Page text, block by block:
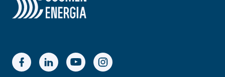
Järvi-Suomen Energian Facebook
Järvi-Suomen Energian LinkedIn
Järvi-Suomen Energian YouTube
Järvi-Suomen Energian Instagram